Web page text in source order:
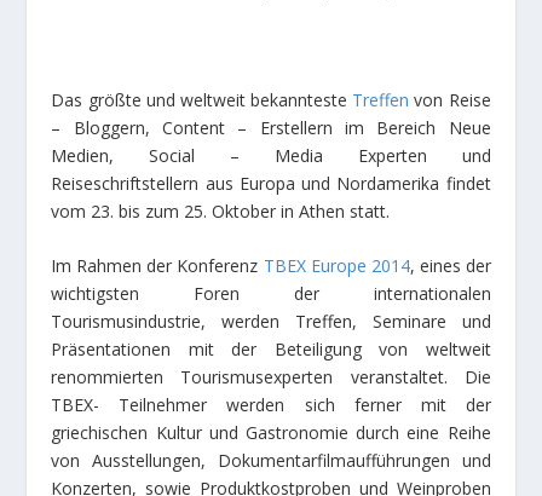
Das größte und weltweit bekannteste Treffenvon Reise
– Bloggern, Content – Erstellern im Bereich Neue
Medien, Social – Media Experten und
Reiseschriftstellern aus Europa und Nordamerika findet
vom 23. bis zum 25. Oktober in Athen statt.
Im Rahmen der Konferenz TBEX Europe 2014, eines der
wichtigsten Foren der internationalen
Tourismusindustrie, werden Treffen, Seminare und
Präsentationen mit der Beteiligung von weltweit
renommierten Tourismusexperten veranstaltet. Die
TBEX- Teilnehmer werden sich ferner mit der
griechischen Kultur und Gastronomie durch eine Reihe
von Ausstellungen, Dokumentarfilmaufführungen und
Konzerten, sowie Produktkostproben und Weinproben